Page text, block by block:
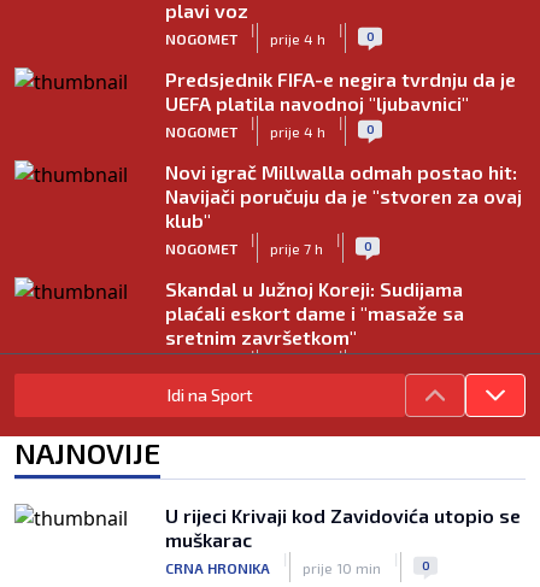
plavi voz
NOGOMET
|
prije 4 h
| 0
Predsjednik FIFA-e negira tvrdnju da je
UEFA platila navodnoj "ljubavnici"
NOGOMET
|
prije 4 h
| 0
Novi igrač Millwalla odmah postao hit:
Navijači poručuju da je "stvoren za ovaj
klub"
NOGOMET
|
prije 7 h
| 0
Skandal u Južnoj Koreji: Sudijama
plaćali eskort dame i "masaže sa
sretnim završetkom"
| |
Barcelona poslala prvu ponudu za
NOGOMET prije 8 h 0
Dalić će postati najskuplji hrvatski
trener u historiji i jedan od najplaćenijih
selektora svijeta
Idi na Sport
NAJNOVIJE
U rijeci Krivaji kod Zavidovića utopio se
muškarac
CRNA HRONIKA
|
prije 10 min
| 0